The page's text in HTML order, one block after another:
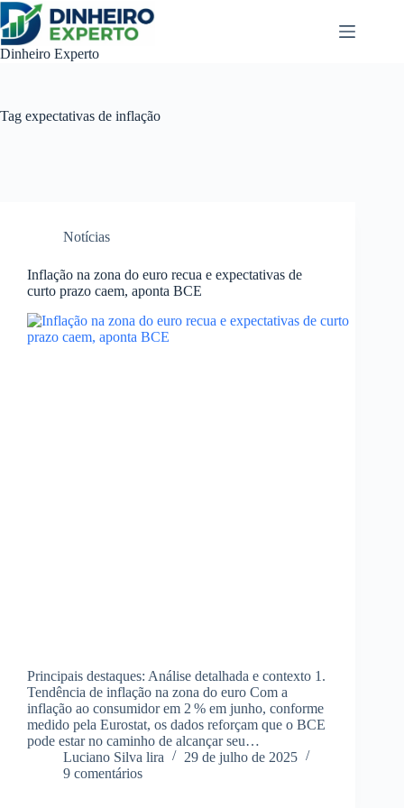
Pular
para
o
conteúdo
Dinheiro Experto
Tag expectativas de inflação
Notícias
Inflação na zona do euro recua e expectativas de
curto prazo caem, aponta BCE
Principais destaques: Análise detalhada e contexto 1.
Tendência de inflação na zona do euro Com a
inflação ao consumidor em 2 % em junho, conforme
medido pela Eurostat, os dados reforçam que o BCE
pode estar no caminho de alcançar seu…
Luciano Silva lira
29 de julho de 2025
9 comentários